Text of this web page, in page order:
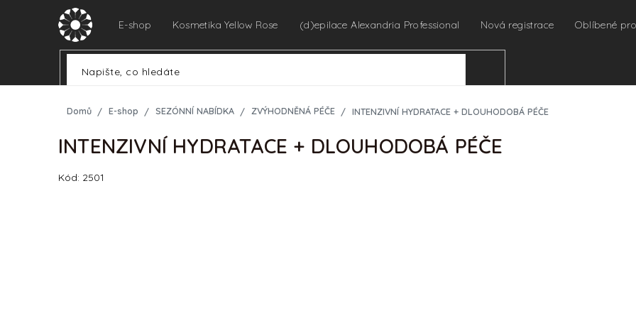
E-shop Kosmetika Yellow Rose (d)epilace Alexandria Professional Nová registrace Oblíbené
Domů E-shop SEZÓNNÍ NABÍDKA ZVÝHODNĚNÁ PÉČE INTENZIVNÍ HYDRATACE + DLOUHODOBÁ PÉČE
INTENZIVNÍ HYDRATACE + DLOUHODOBÁ PÉČE
Kód: 2501